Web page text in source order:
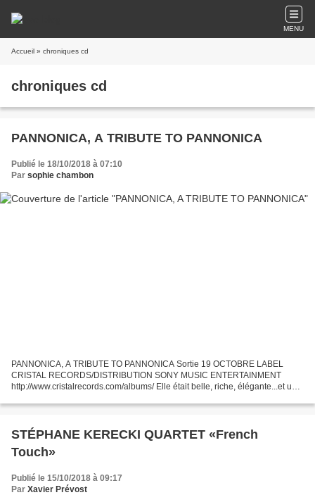
MENU
Accueil » chroniques cd
chroniques cd
PANNONICA, A TRIBUTE TO PANNONICA
Publié le 18/10/2018 à 07:10
Par sophie chambon
PANNONICA, A TRIBUTE TO PANNONICA Sortie 19 OCTOBRE LABEL
CRISTAL RECORDS/DISTRIBUTION SONY MUSIC ENTERTAINMENT
http://www.cristalrecords.com/albums/ Elle était belle, riche, élégante...et un
STÉPHANE KERECKI QUARTET «French
Touch»
Publié le 15/10/2018 à 09:17
Par Xavier Prévost